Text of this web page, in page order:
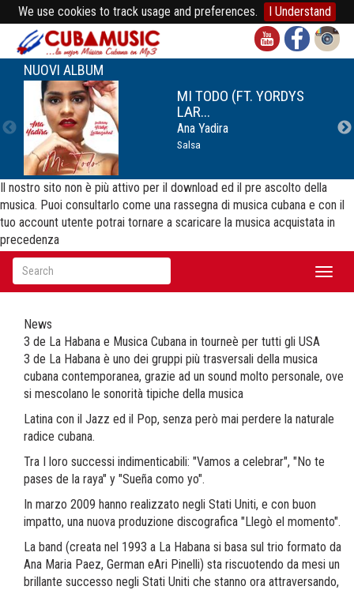
We use cookies to track usage and preferences. I Understand
NUOVI ALBUM
MI TODO (FT. YORDYS
LAR...
Ana Yadira
Salsa
Il nostro sito non è più attivo per il download ed il pre ascolto della
musica. Puoi consultarlo come una rassegna di musica cubana e con il
tuo account utente potrai tornare a scaricare la musica acquistata in
precedenza
News
3 de La Habana e Musica Cubana in tourneè per tutti gli USA
3 de La Habana è uno dei gruppi più trasversali della musica
cubana contemporanea, grazie ad un sound molto personale, ove
si mescolano le sonorità tipiche della musica
Latina con il Jazz ed il Pop, senza però mai perdere la naturale
radice cubana.
Tra I loro successi indimenticabili: "Vamos a celebrar", "No te
pases de la raya" y "Sueña como yo".
In marzo 2009 hanno realizzato negli Stati Uniti, e con buon
impatto, una nuova produzione discografica "Llegò el momento".
La band (creata nel 1993 a La Habana si basa sul trio formato da
Ana Maria Paez, German eAri Pinelli) sta riscuotendo da mesi un
brillante successo negli Stati Uniti che stanno ora attraversando,